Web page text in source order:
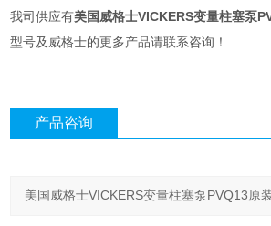
我司供应有美国威格士VICKERS变量柱塞泵
型号及威格士的更多产品请联系咨询！
产品咨询